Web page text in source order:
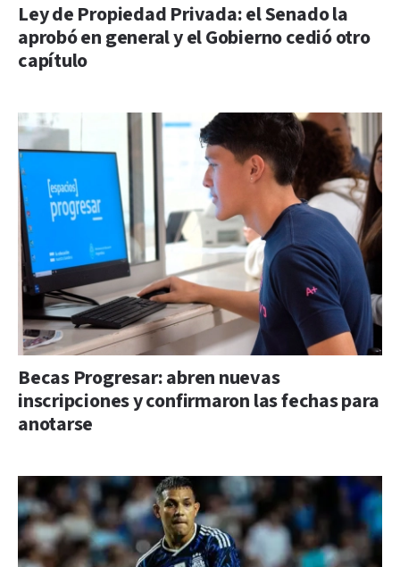
Ley de Propiedad Privada: el Senado la
aprobó en general y el Gobierno cedió otro
capítulo
Becas Progresar: abren nuevas
inscripciones y confirmaron las fechas para
anotarse